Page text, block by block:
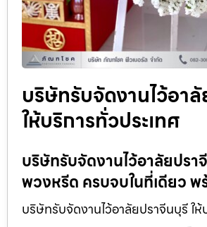
บริษัทรับจัดงานไว้อา
ให้บริการทั่วประเทศ
บริษัทรับจัดงานไว้อาลัยปร
พวงหรีด ครบจบในที่เดียว พ
บริษัทรับจัดงานไว้อาลัยปราจีนบุรี